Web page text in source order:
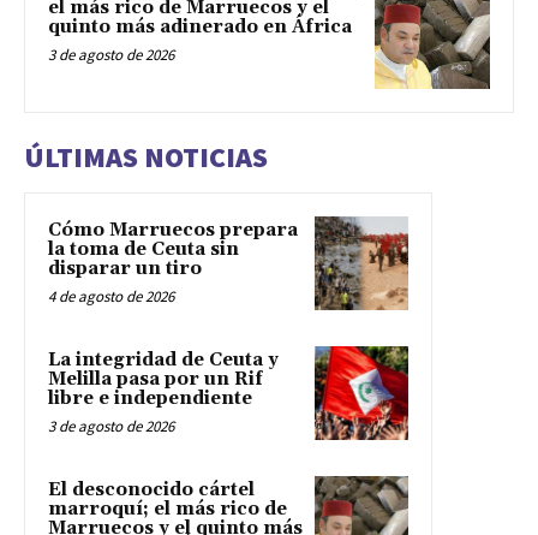
el más rico de Marruecos y el
quinto más adinerado en África
3 de agosto de 2026
ÚLTIMAS NOTICIAS
Cómo Marruecos prepara
la toma de Ceuta sin
disparar un tiro
4 de agosto de 2026
La integridad de Ceuta y
Melilla pasa por un Rif
libre e independiente
3 de agosto de 2026
El desconocido cártel
marroquí; el más rico de
Marruecos y el quinto más